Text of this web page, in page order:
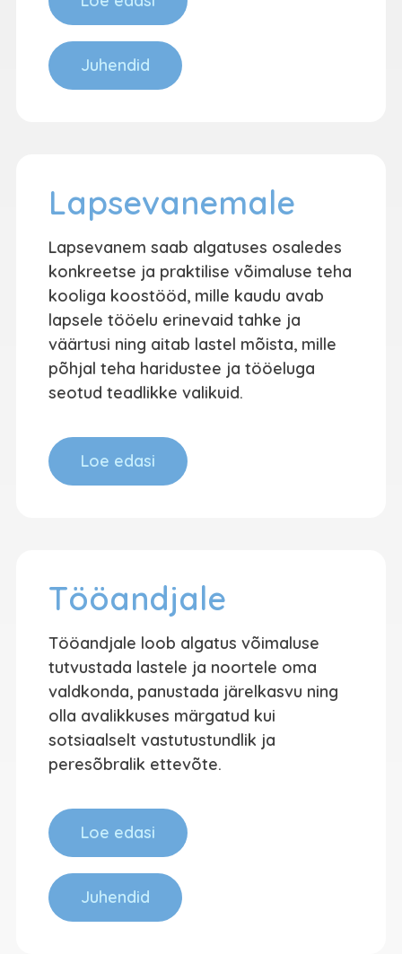
Juhendid
Lapsevanemale
Lapsevanem saab algatuses osaledes
konkreetse ja praktilise võimaluse teha
kooliga koostööd, mille kaudu avab
lapsele tööelu erinevaid tahke ja
väärtusi ning aitab lastel mõista, mille
põhjal teha haridustee ja tööeluga
seotud teadlikke valikuid.
Loe edasi
Tööandjale
Tööandjale loob algatus võimaluse
tutvustada lastele ja noortele oma
valdkonda, panustada järelkasvu ning
olla avalikkuses märgatud kui
sotsiaalselt vastutustundlik ja
peresõbralik ettevõte.
Loe edasi
Juhendid